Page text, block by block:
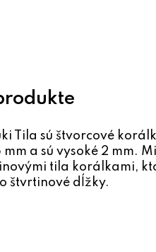
Tila sú štvorcové
mm a sú vysoké 2 mm.
tila korálkami,
štvrtinové dĺžky.